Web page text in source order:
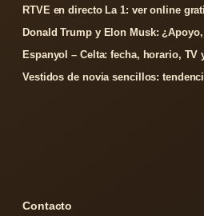
RTVE en directo La 1: ver online
Donald Trump y Elon Musk:
Espanyol – Celta: fecha, horario, TV
Vestidos de novia sencillos:
Contacto